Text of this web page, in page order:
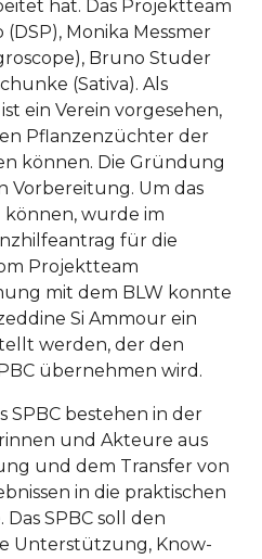
hat. Das Projektteam
Monika Messmer
Bruno Studer
(Sativa). Als
ein Verein vorgesehen,
Pflanzenzüchter der
können. Die Gründung
Vorbereitung. Um das
können, wurde im
für die
Projektteam
mit dem BLW konnte
Si Ammour ein
werden, der den
übernehmen wird.
SPBC bestehen in der
und Akteure aus
und dem Transfer von
in die praktischen
SPBC soll den
Unterstützung, Know-